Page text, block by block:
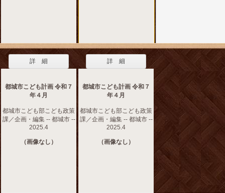
詳 細
都城市こども計画 令和７
年４月
都城市こども部こども政策
課／企画・編集 -- 都城市 --
2025.4
（画像なし）
詳 細
都城市こども計画 令和７
年４月
都城市こども部こども政策
課／企画・編集 -- 都城市 --
2025.4
（画像なし）